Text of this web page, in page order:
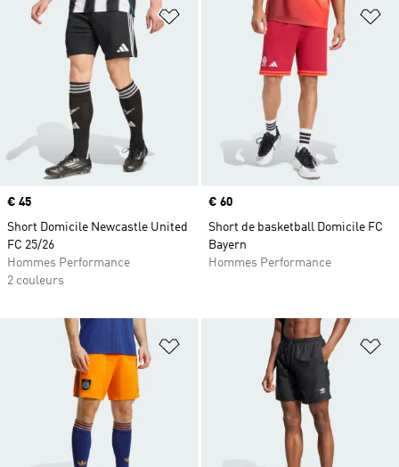
Ajouter à la Liste de produits
Prix
€ 45
Short Domicile Newcastle United
FC 25/26
Hommes Performance
2 couleurs
Prix
€ 60
Short de basketball Domicile FC
Bayern
Hommes Performance
Ajouter à la Liste de produits